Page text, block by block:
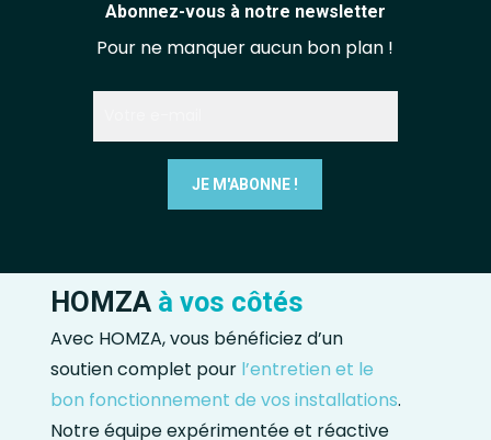
Abonnez-vous à notre newsletter
Pour ne manquer aucun bon plan !
HOMZA à vos côtés
Avec HOMZA, vous bénéficiez d’un
soutien complet pour l’entretien et le
bon fonctionnement de vos installations.
Notre équipe expérimentée et réactive